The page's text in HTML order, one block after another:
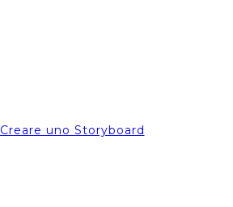
Creare uno Storyboard